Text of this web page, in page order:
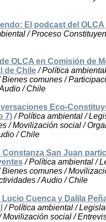
El podcast del
/ Proceso
OLCA en Comisión de
de Chile/ Política
Bienes comunes /
/ Chile
Eco-
7)/ Política ambiental /
/ Movilización social /
/ Chile
San Juan
/ Política ambiental /
Bienes comunes /
/ Audio / Chile
Cuenca y Dalila
/ Política ambiental /
Movilización social /